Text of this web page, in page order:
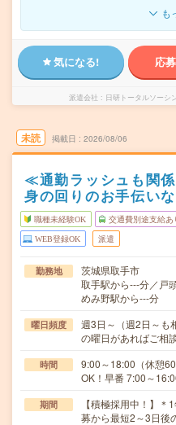
も
気になる! 応
派遣会社 日研トータルソー
未読 掲載日 2026/08/06
≪通勤ラッシュも関
身の回りのお手伝い
職種未経験OK 交通費別途支給あ
WEB登録OK 派遣
勤務地
茨城県取手市
取手駅から---分／戸
めみ野駅から---分
曜日頻度
週3日～（週2日～も
の曜日があればご相
時間
9:00～18:00（休憩
OK！早番 7:00～
期間
【積極採用中！】
募から最短2～3日後